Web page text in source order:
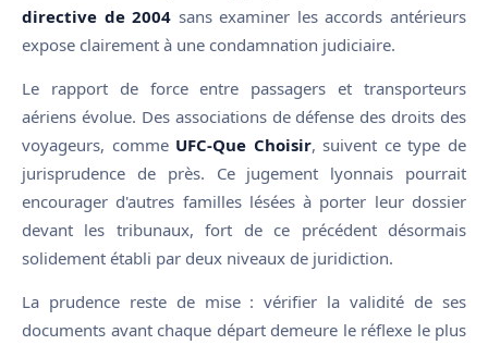
directive de 2004 sans examiner les accords antérieurs
expose clairement à une condamnation judiciaire.
Le rapport de force entre passagers et transporteurs
aériens évolue. Des associations de défense des droits des
voyageurs, comme UFC-Que Choisir, suivent ce type de
jurisprudence de près. Ce jugement lyonnais pourrait
encourager d'autres familles lésées à porter leur dossier
devant les tribunaux, fort de ce précédent désormais
solidement établi par deux niveaux de juridiction.
La prudence reste de mise : vérifier la validité de ses
documents avant chaque départ demeure le réflexe le plus